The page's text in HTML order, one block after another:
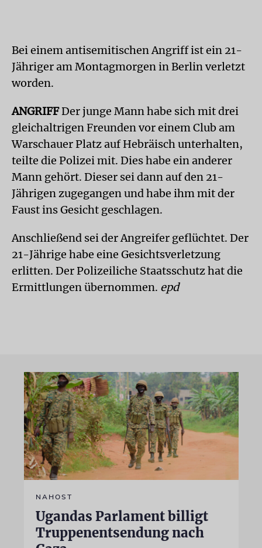
Bei einem antisemitischen Angriff ist ein 21-
Jähriger am Montagmorgen in Berlin verletzt
worden.
ANGRIFFDer junge Mann habe sich mit drei
gleichaltrigen Freunden vor einem Club am
Warschauer Platz auf Hebräisch unterhalten,
teilte die Polizei mit. Dies habe ein anderer
Mann gehört. Dieser sei dann auf den 21-
Jährigen zugegangen und habe ihm mit der
Faust ins Gesicht geschlagen.
Anschließend sei der Angreifer geflüchtet. Der
21-Jährige habe eine Gesichtsverletzung
erlitten. Der Polizeiliche Staatsschutz hat die
Ermittlungen übernommen. epd
NAHOST
Ugandas Parlament billigt
Truppenentsendung nach